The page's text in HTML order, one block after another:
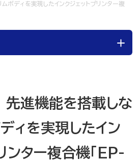
ボディを実現したインクジェットプリンター複
進機能を搭載しな
ィを実現したイン
ンター複合機「EP-